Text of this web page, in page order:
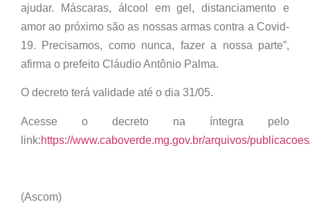
ajudar. Máscaras, álcool em gel, distanciamento e
amor ao próximo são as nossas armas contra a Covid-
19. Precisamos, como nunca, fazer a nossa parte”,
afirma o prefeito Cláudio Antônio Palma.
O decreto terá validade até o dia 31/05.
Acesse o decreto na íntegra pelo
link:https://www.caboverde.mg.gov.br/arquivos/
(Ascom)